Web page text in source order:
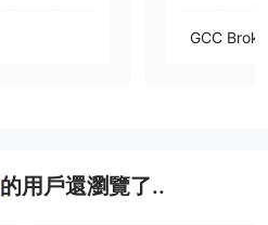
GCC
的用戶還瀏覽了..